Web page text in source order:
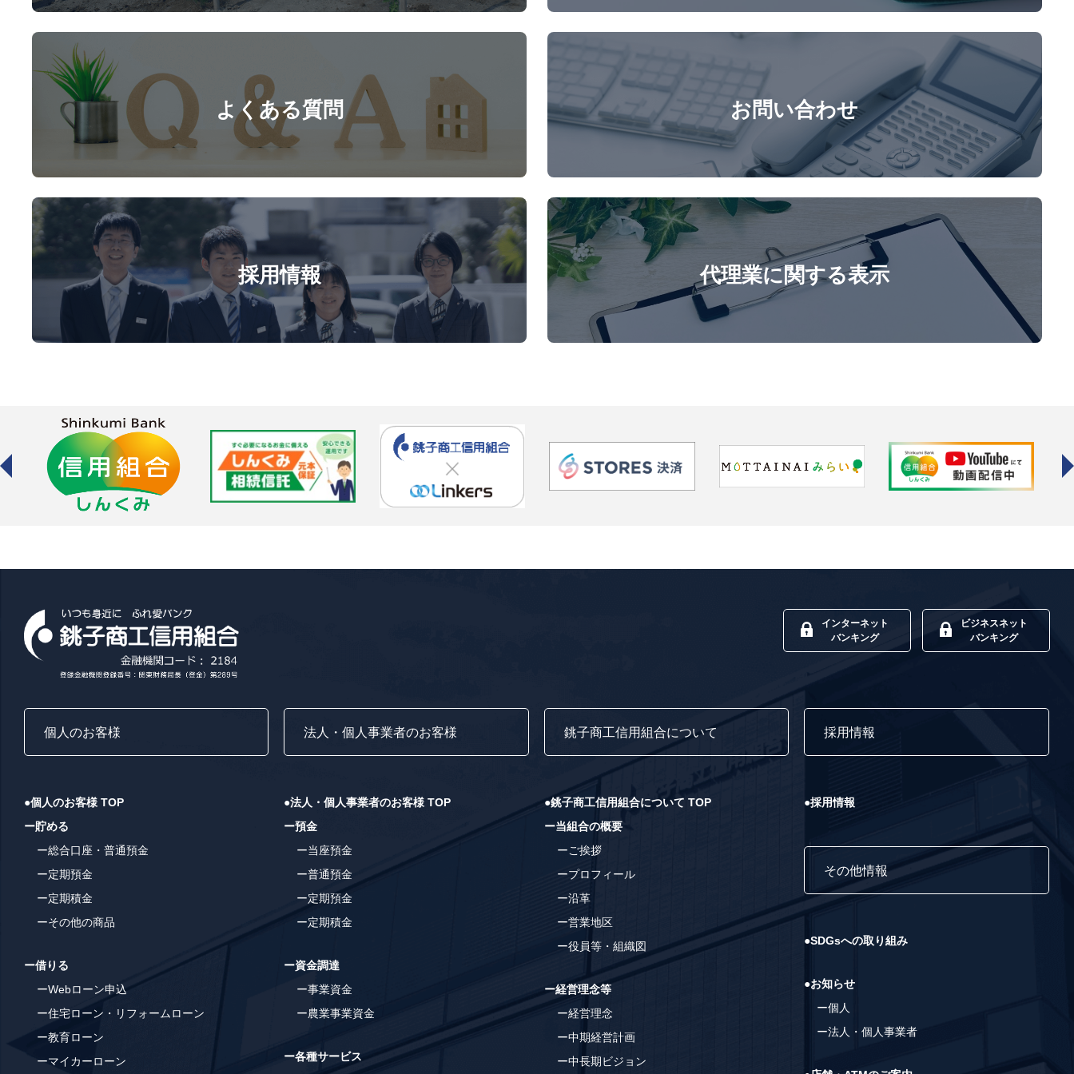
よくある質問 お問い合わせ
採用情報 代理業に関する表示
インターネット
バンキング
ビジネスネット
バンキング
個人のお客様
●個人のお客様 TOP
ー貯める
ー総合口座・普通預金
ー定期預金
ー定期積金
ーその他の商品
ー借りる
ーWebローン申込
ー住宅ローン・リフォームローン
ー教育ローン
ーマイカーローン
法人・個人事業者のお客様
●法人・個人事業者のお客様 TOP
ー預金
ー当座預金
ー普通預金
ー定期預金
ー定期積金
ー資金調達
ー事業資金
ー農業事業資金
ー各種サービス
銚子商工信用組合について
●銚子商工信用組合について TOP
ー当組合の概要
ーご挨拶
ープロフィール
ー沿革
ー営業地区
ー役員等・組織図
ー経営理念等
ー経営理念
ー中期経営計画
ー中長期ビジョン
採用情報
●採用情報
その他情報
●SDGsへの取り組み
●お知らせ
ー個人
ー法人・個人事業者